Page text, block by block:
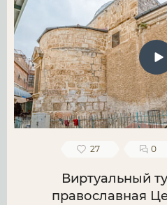
27 0
Виртуальный
православная